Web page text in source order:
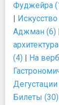
Фуджейра
|
Аджман (6) |
(4) | На
Билеты (30)